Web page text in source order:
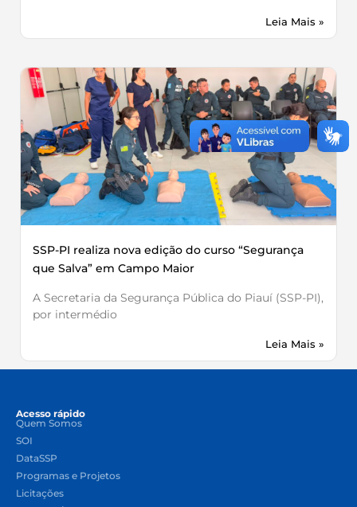
Leia Mais »
SSP-PI realiza nova edição do curso “Segurança
que Salva” em Campo Maior
A Secretaria da Segurança Pública do Piauí (SSP-PI),
por intermédio
Leia Mais »
Acesso rápido
Quem Somos
SOI
DataSSP
Programas e Projetos
Licitações